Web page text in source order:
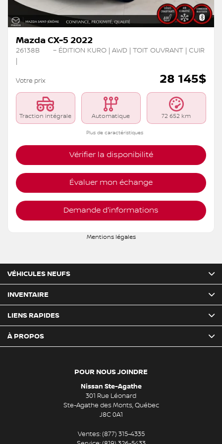
Mazda CX-5 2022
26138B
– ÉDITION KURO | AWD | TOIT OUVRANT | CUIR
Votre prix 28 145$
Traction intégrale Automatique 72 652 km
Plus de caractéristiques
Vérifier la disponibilité
Évaluer mon échange
Demande d'informations
Mentions légales
POUR NOUS JOINDRE
Nissan Ste-Agathe
301 Rue Léonard
Ste-Agathe des Monts,Québec
J8C 0A1
Ventes:(877) 315-4335
VÉHICULES NEUFS
INVENTAIRE
LIENS RAPIDES
À PROPOS